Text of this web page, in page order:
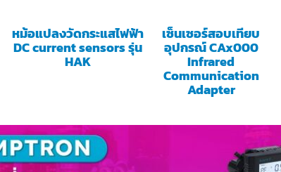
หม้อแปลงวัดกระแสไฟฟ้า
DC current sensors รุ่น
HAK
เซ็นเซอร์สอบเทียบ
อุปกรณ์ CAx000
Infrared
Communication
Adapter